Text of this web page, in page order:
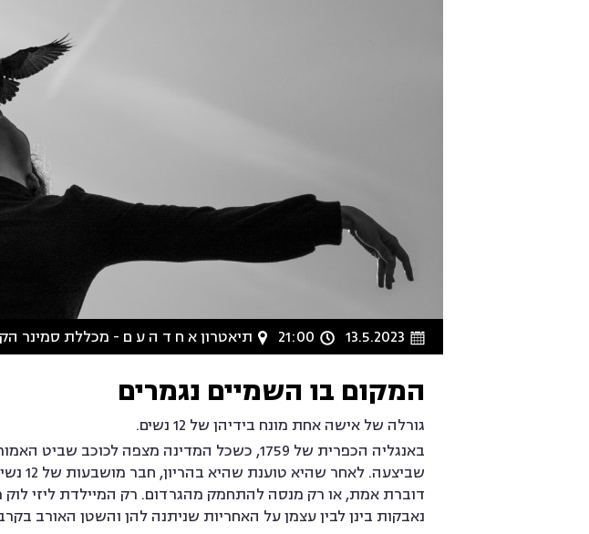
13.5.2023
21:00 תיאטרון א ח ד ה ע ם - מכללת סמינר
המקום בו השמיים נגמרים
גורלה של אישה אחת מונח בידיהן של 12 נשים.
באנגליה הכפרית של 1759, כשכל המדינה מצפה
דוברת אמת, או רק מנסה להתחמק מהגרדום. רק המיילדת ליזי
נאבקות בינן לבין עצמן על האחריות שניתנה להן והשטן האורב